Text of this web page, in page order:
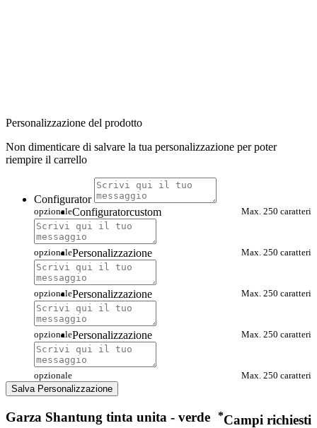
Personalizzazione del prodotto
Non dimenticare di salvare la tua personalizzazione per poter
riempire il carrello
Configurator
opzionale Max. 250 caratteri
Configuratorcustom
opzionale Max. 250 caratteri
Personalizzazione
opzionale Max. 250 caratteri
Personalizzazione
opzionale Max. 250 caratteri
Personalizzazione
opzionale
Max. 250 caratteri
Salva Personalizzazione
Garza Shantung tinta unita - verde *Campi richiesti